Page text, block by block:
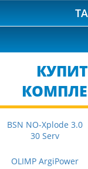
BSN NO-Xplode 3.0
30 Serv
OLIMP ArgiPower